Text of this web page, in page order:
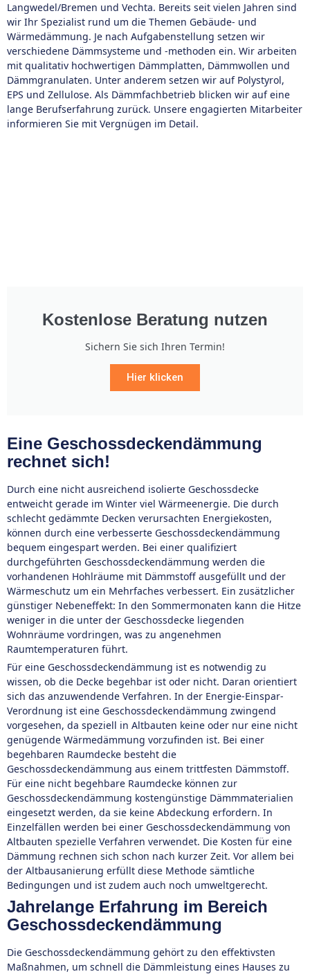
Langwedel/Bremen und Vechta. Bereits seit vielen Jahren sind
wir Ihr Spezialist rund um die Themen Gebäude- und
Wärmedämmung. Je nach Aufgabenstellung setzen wir
verschiedene Dämmsysteme und -methoden ein. Wir arbeiten
mit qualitativ hochwertigen Dämmplatten, Dämmwollen und
Dämmgranulaten. Unter anderem setzen wir auf Polystyrol,
EPS und Zellulose. Als Dämmfachbetrieb blicken wir auf eine
lange Berufserfahrung zurück. Unsere engagierten Mitarbeiter
informieren Sie mit Vergnügen im Detail.
Kostenlose Beratung nutzen
Sichern Sie sich Ihren Termin!
Hier klicken
Eine Geschossdeckendämmung
rechnet sich!
Durch eine nicht ausreichend isolierte Geschossdecke
entweicht gerade im Winter viel Wärmeenergie. Die durch
schlecht gedämmte Decken verursachten Energiekosten,
können durch eine verbesserte Geschossdeckendämmung
bequem eingespart werden. Bei einer qualifiziert
durchgeführten Geschossdeckendämmung werden die
vorhandenen Hohlräume mit Dämmstoff ausgefüllt und der
Wärmeschutz um ein Mehrfaches verbessert. Ein zusätzlicher
günstiger Nebeneffekt: In den Sommermonaten kann die Hitze
weniger in die unter der Geschossdecke liegenden
Wohnräume vordringen, was zu angenehmen
Raumtemperaturen führt.
Für eine Geschossdeckendämmung ist es notwendig zu
wissen, ob die Decke begehbar ist oder nicht. Daran orientiert
sich das anzuwendende Verfahren. In der Energie-Einspar-
Verordnung ist eine Geschossdeckendämmung zwingend
vorgesehen, da speziell in Altbauten keine oder nur eine nicht
genügende Wärmedämmung vorzufinden ist. Bei einer
begehbaren Raumdecke besteht die
Geschossdeckendämmung aus einem trittfesten Dämmstoff.
Für eine nicht begehbare Raumdecke können zur
Geschossdeckendämmung kostengünstige Dämmmaterialien
eingesetzt werden, da sie keine Abdeckung erfordern. In
Einzelfällen werden bei einer Geschossdeckendämmung von
Altbauten spezielle Verfahren verwendet. Die Kosten für eine
Dämmung rechnen sich schon nach kurzer Zeit. Vor allem bei
der Altbausanierung erfüllt diese Methode sämtliche
Bedingungen und ist zudem auch noch umweltgerecht.
Jahrelange Erfahrung im Bereich
Geschossdeckendämmung
Die Geschossdeckendämmung gehört zu den effektivsten
Maßnahmen, um schnell die Dämmleistung eines Hauses zu